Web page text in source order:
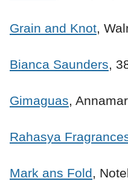
Grain and Knot,
Bianca Saunders,
Gimaguas,
Rahasya
Mark ans Fold,